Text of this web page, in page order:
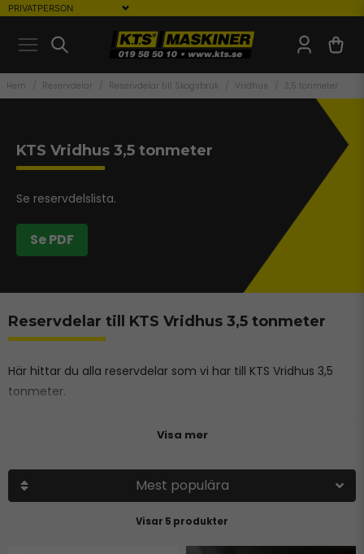
Hem Reservdelar Reservdelar till Skogsbruk Vridhus 3,5 tonmeter
KTS Vridhus 3,5 tonmeter
Se reservdelslista.
Se PDF
Reservdelar till KTS Vridhus 3,5 tonmeter
Här hittar du alla reservdelar som vi har till KTS Vridhus 3,5
tonmeter.
Visa mer
5 produkter
Mest populära